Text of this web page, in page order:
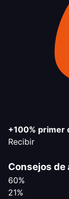
+100% primer
Recibir
Consejos de
60%
21%